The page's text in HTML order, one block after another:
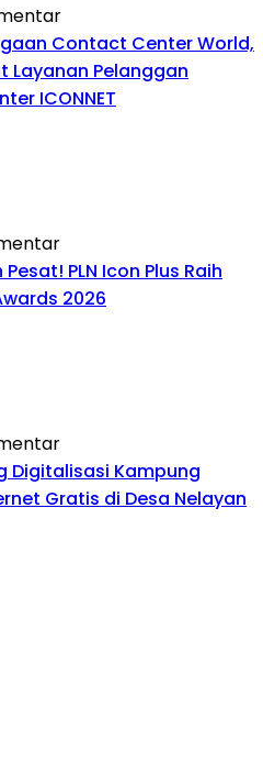
Contact Center World,
Layanan Pelanggan
ICONNET
PLN Icon Plus Raih
2026
Digitalisasi Kampung
Gratis di Desa Nelayan